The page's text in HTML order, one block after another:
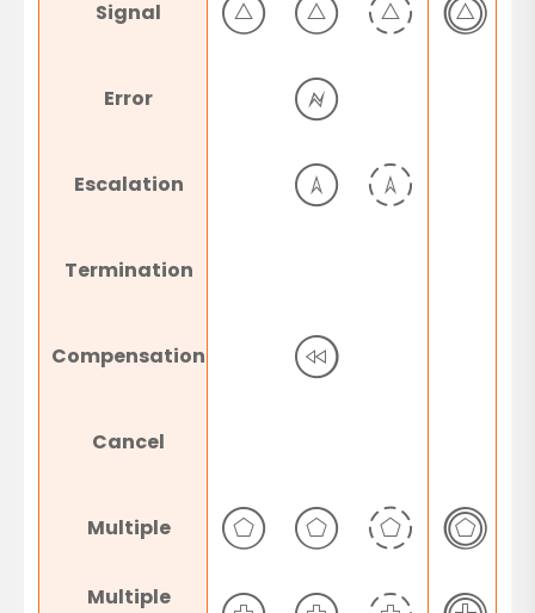
Signal
Error
Escalation
Termination
Compensation
Cancel
Multiple
Multiple